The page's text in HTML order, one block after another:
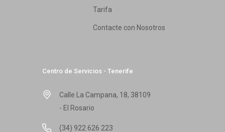
Tarifa
Contacte con Nosotros
Centro de Servicios - Tenerife
Calle La Campana, 18, 38109
- El Rosario
(34) 922 626 223